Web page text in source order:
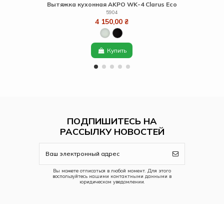
Вытяжка кухонная AKPO WK-4 Clarus Eco
5904
4 150,00 ₴
Купить
ПОДПИШИТЕСЬ НА
РАССЫЛКУ НОВОСТЕЙ
Вы можете отписаться в любой момент. Для этого
воспользуйтесь нашими контактными данными в
юридическом уведомлении.